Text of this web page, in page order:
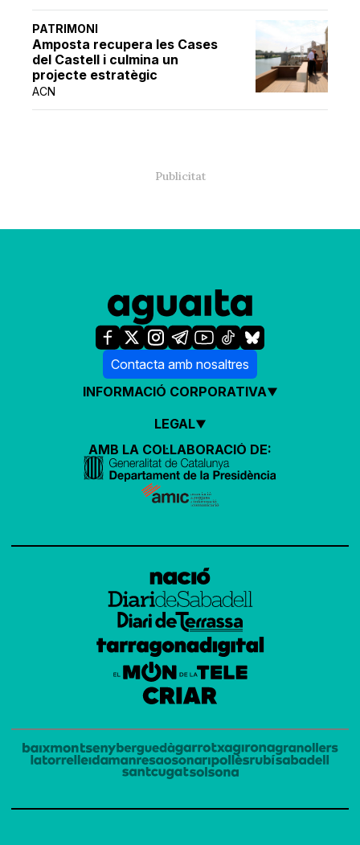
PATRIMONI
Amposta recupera les Cases
del Castell i culmina un
projecte estratègic
ACN
Contacta amb nosaltres
INFORMACIÓ CORPORATIVA
LEGAL
AMB LA COL·LABORACIÓ DE: